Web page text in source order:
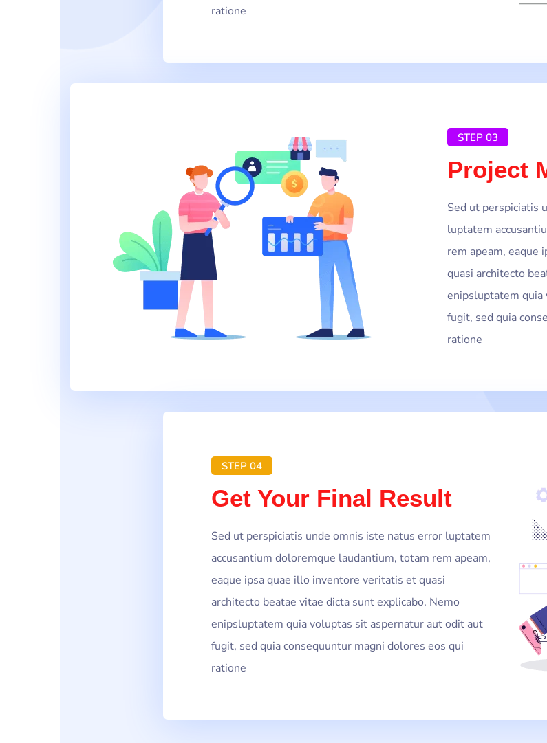
ratione
STEP 03
Project
Sed ut perspiciatis
luptatem
rem apeam, eaque
quasi architecto
enipsluptatem
fugit, sed quia
ratione
STEP 04
Get Your Final Result
Sed ut perspiciatis unde omnis iste natus error luptatem
accusantium doloremque laudantium, totam rem apeam,
eaque ipsa quae illo inventore veritatis et quasi
architecto beatae vitae dicta sunt explicabo. Nemo
enipsluptatem quia voluptas sit aspernatur aut odit aut
fugit, sed quia consequuntur magni dolores eos qui
ratione